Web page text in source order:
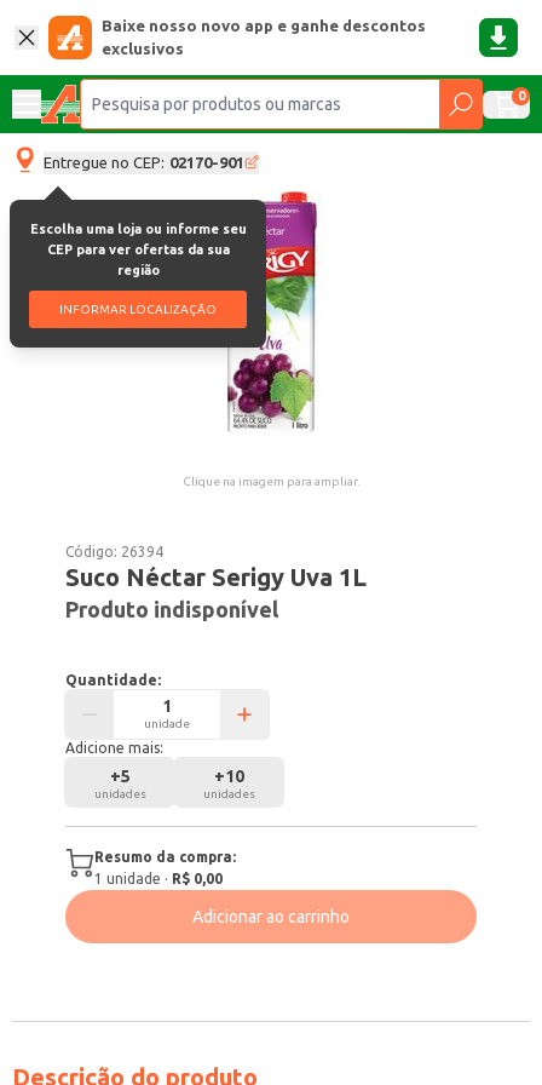
Baixe nosso novo app e ganhe descontos
exclusivos
0
Entregue no CEP: 02170-901
Escolha uma loja ou informe seu
CEP para ver ofertas da sua
região
INFORMAR LOCALIZAÇÃO
Clique na imagem para ampliar.
Código: 26394
Suco Néctar Serigy Uva 1L
Produto indisponível
Quantidade:
unidade
Adicione mais:
+5
unidades
+10
unidades
Resumo da compra:
1 unidade · R$ 0,00
Adicionar ao carrinho
Descrição do produto